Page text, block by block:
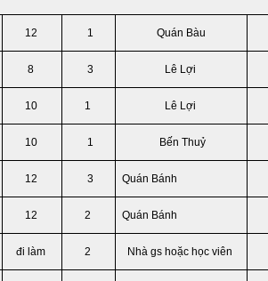
12 1 Quán Bàu
8 3 Lê Lợi
10 1 Lê Lợi
10 1 Bến Thuỷ
12 3 Quán Bánh
12 2 Quán Bánh
đi làm 2 Nhà gs hoặc học viên